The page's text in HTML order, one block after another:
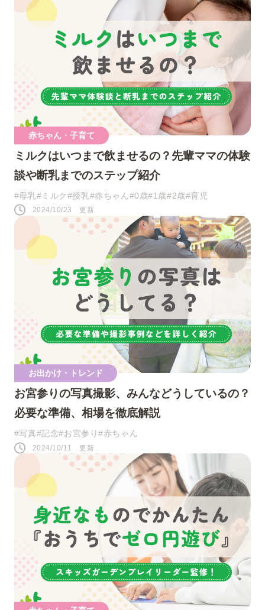
#パパ #夜泣き
SNS
このページをシェアする
ツイート
シェア
赤ちゃん・子育て
ミルクはいつまで飲ませるの？先輩ママの体験
談や断乳までのステップ紹介
#母乳#ミルク#授乳#赤ちゃん#0歳#1歳#2歳#育児
2024/10/23 更新
お出かけ・トレンド
お宮参りの写真撮影、みんなどうしているの？
必要な準備、相場を徹底解説
#写真#記念#お宮参り#赤ちゃん
2024/10/11 更新